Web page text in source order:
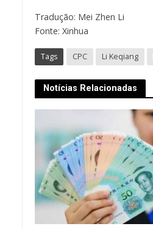
Tradução: Mei Zhen Li
Fonte: Xinhua
Tags CPC Li Keqiang
Notícias Relacionadas